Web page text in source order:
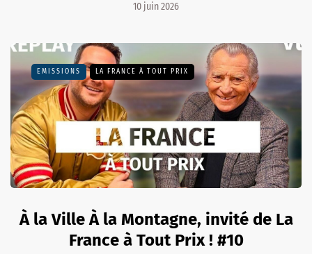
10 juin 2026
EMISSIONS LA FRANCE À TOUT PRIX
À la Ville À la Montagne, invité de La
France à Tout Prix ! #10